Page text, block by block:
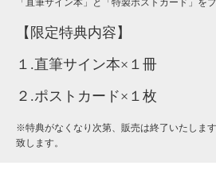
「直筆サイン本」と「特製ポストカード」を
【限定特典内容】
１.直筆サイン本×１冊
２.ポストカード×１枚
※特典がなくなり次第、販売は終了いたしま
致します。